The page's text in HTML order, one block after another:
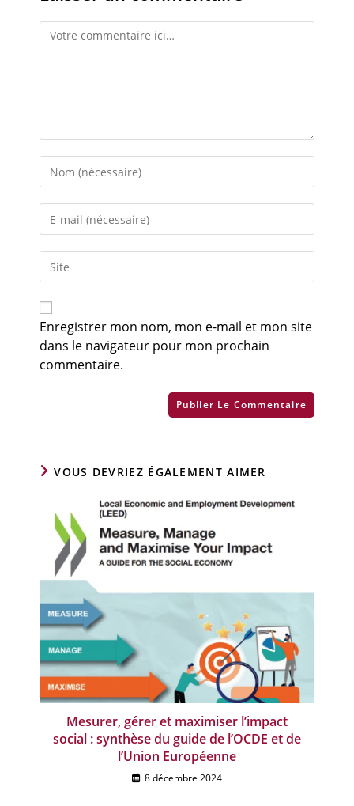
Enregistrer mon nom, mon e-mail et mon site
dans le navigateur pour mon prochain
commentaire.
VOUS DEVRIEZ ÉGALEMENT AIMER
Mesurer, gérer et maximiser l’impact
social : synthèse du guide de l’OCDE et de
l’Union Européenne
8 décembre 2024